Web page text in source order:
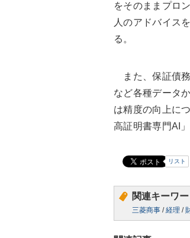
をそのままプロ
人のアドバイス
る。
また、保証債
など各種データ
は精度の向上に
高証明書専門AI
リスト
関連キーワ
三菱商事 /経理 /